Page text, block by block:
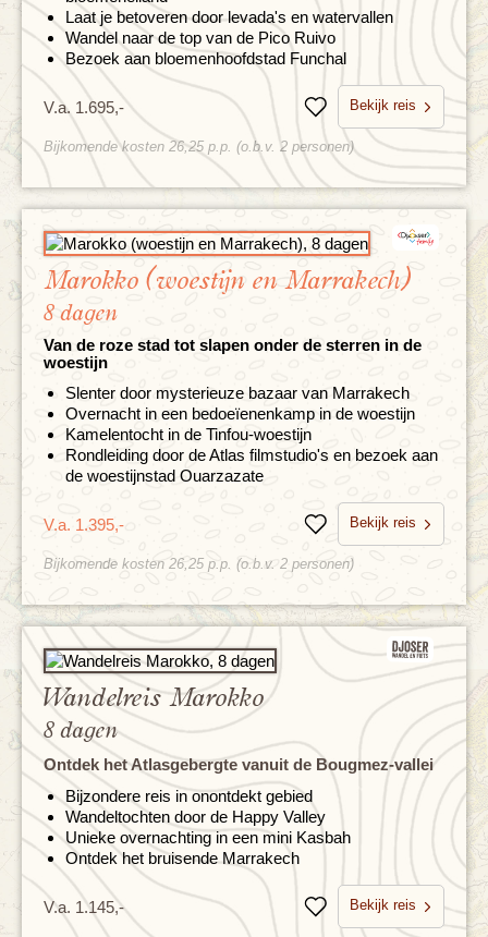
Laat je betoveren door levada's en watervallen
Wandel naar de top van de Pico Ruivo
Bezoek aan bloemenhoofdstad Funchal
V.a. 1.695,- BewarenBekijk reis
Bijkomende kosten 26,25 p.p. (o.b.v. 2 personen)
Marokko (woestijn en Marrakech)
8 dagen
Van de roze stad tot slapen onder de sterren in de
woestijn
Slenter door mysterieuze bazaar van Marrakech
Overnacht in een bedoeïenenkamp in de woestijn
Kamelentocht in de Tinfou-woestijn
Rondleiding door de Atlas filmstudio's en bezoek aan
de woestijnstad Ouarzazate
V.a. 1.395,- BewarenBekijk reis
Bijkomende kosten 26,25 p.p. (o.b.v. 2 personen)
Wandelreis Marokko
8 dagen
Ontdek het Atlasgebergte vanuit de Bougmez-vallei
Bijzondere reis in onontdekt gebied
Wandeltochten door de Happy Valley
Unieke overnachting in een mini Kasbah
Ontdek het bruisende Marrakech
V.a. 1.145,- BewarenBekijk reis